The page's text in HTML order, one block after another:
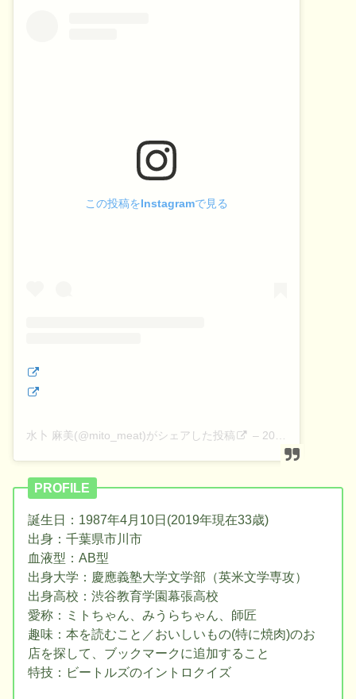
この投稿をInstagramで見る
水卜 麻美(@mito_meat)がシェアした投稿 – 2019年 8月月24日午前6時44分PDT
PROFILE
誕生日：1987年4月10日(2019年現在33歳)
出身：千葉県市川市
血液型：AB型
出身大学：慶應義塾大学文学部（英米文学専攻）
出身高校：渋谷教育学園幕張高校
愛称：ミトちゃん、みうらちゃん、師匠
趣味：本を読むこと／おいしいもの(特に焼肉)のお
店を探して、ブックマークに追加すること
特技：ビートルズのイントロクイズ